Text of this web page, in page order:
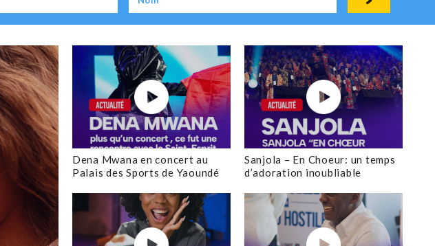
Dena Mwana en concert au
Palais des Sports de Yaoundé
Sanjola – En Choeur: un temps
d’adoration inoubliable